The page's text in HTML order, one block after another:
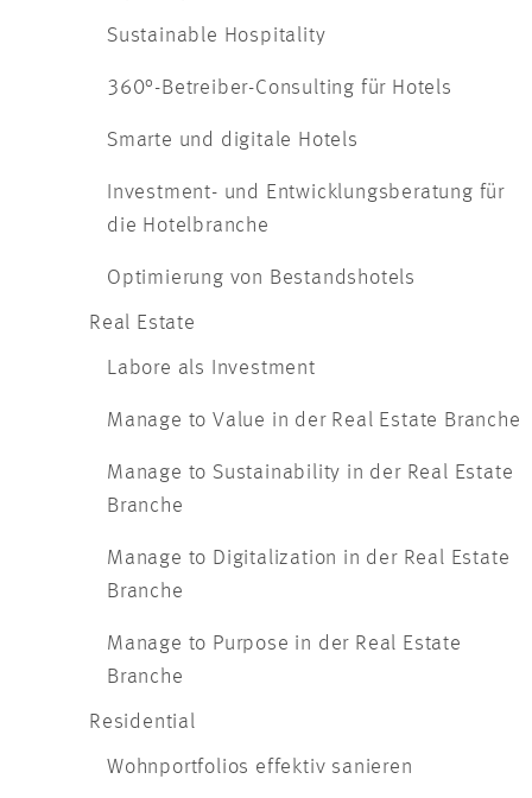
Sustainable Hospitality
360°-Betreiber-Consulting für Hotels
Smarte und digitale Hotels
Investment- und Entwicklungsberatung für
die Hotelbranche
Optimierung von Bestandshotels
Real Estate
Labore als Investment
Manage to Value in der Real Estate Branche
Manage to Sustainability in der Real Estate
Branche
Manage to Digitalization in der Real Estate
Branche
Manage to Purpose in der Real Estate
Branche
Residential
Wohnportfolios effektiv sanieren